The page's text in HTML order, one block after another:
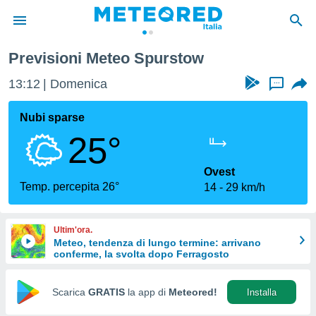
di
per
le
di
Web
Previsioni Meteo Spurstow
13:12 Domenica ...
Nubi sparse
25°
Temp. percepita 26°
Ovest
14
29 km/h
Ultim'ora.
Meteo, tendenza di lungo termine: arrivano
conferme, la svolta dopo Ferragosto
Scarica GRATIS la app di Meteored! Installa